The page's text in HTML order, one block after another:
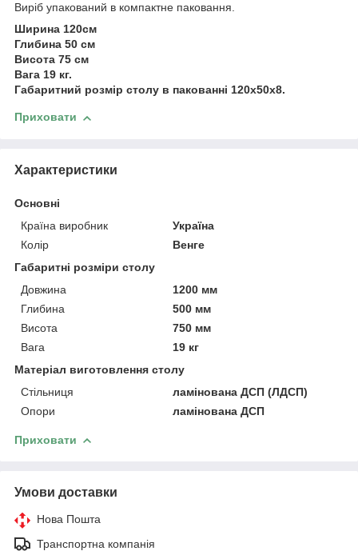
Виріб упакований в компактне паковання.
Ширина 120см
Глибина 50 см
Висота 75 см
Вага 19 кг.
Габаритний розмір столу в пакованні 120х50х8.
Приховати
Характеристики
Основні
Країна виробник
Україна
Колір
Венге
Габаритні розміри столу
Довжина
1200 мм
Глибина
500 мм
Висота
750 мм
Вага
19 кг
Матеріал виготовлення столу
Стільниця
ламінована ДСП (ЛДСП)
Опори
ламінована ДСП
Приховати
Умови доставки
Нова Пошта
Транспортна компанія